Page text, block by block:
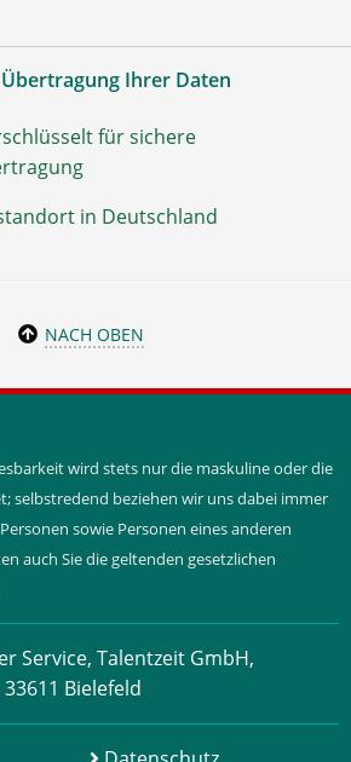
Ihrer Daten
für sichere
in Deutschland
NACH OBEN
wird stets nur die maskuline oder die
selbstredend beziehen wir uns dabei immer
sowie Personen eines anderen
auch Sie die geltenden gesetzlichen
Service, Talentzeit GmbH,
Bielefeld